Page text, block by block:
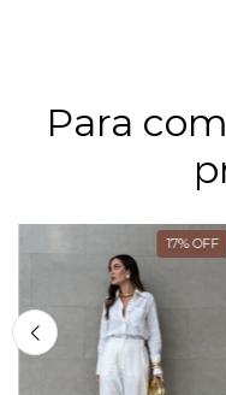
Para
17%OFF